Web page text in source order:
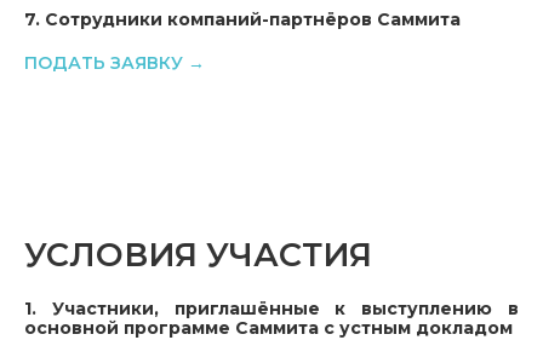
7. Сотрудники компаний-партнёров Саммита
ПОДАТЬ ЗАЯВКУ →
УСЛОВИЯ УЧАСТИЯ
1. Участники, приглашённые к выступлению в
основной программе Саммита с устным докладом